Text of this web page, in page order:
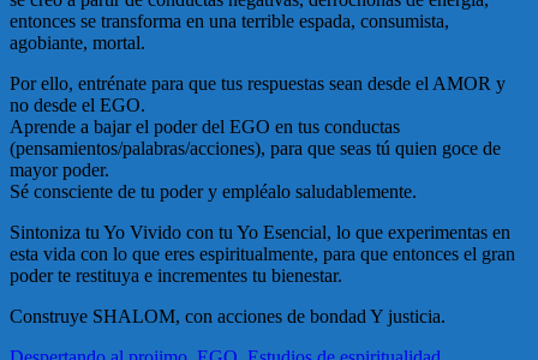
entonces se transforma en una terrible espada, consumista,
agobiante, mortal.
Por ello, entrénate para que tus respuestas sean desde el AMOR y
no desde el EGO.
Aprende a bajar el poder del EGO en tus conductas
(pensamientos/palabras/acciones), para que seas tú quien goce de
mayor poder.
Sé consciente de tu poder y empléalo saludablemente.
Sintoniza tu Yo Vivido con tu Yo Esencial, lo que experimentas en
esta vida con lo que eres espiritualmente, para que entonces el gran
poder te restituya e incrementes tu bienestar.
Construye SHALOM, con acciones de bondad Y justicia.